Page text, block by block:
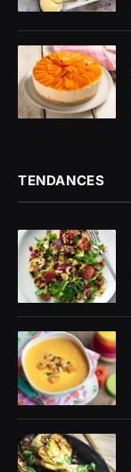
TENDANCES